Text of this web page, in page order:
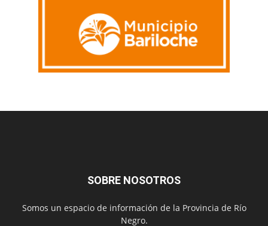
SOBRE NOSOTROS
Somos un espacio de información de la Provincia de Río
Negro.